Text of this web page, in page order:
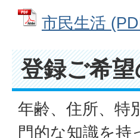
市民生活
登録ご希
年齢、住所、特
門的な知識を